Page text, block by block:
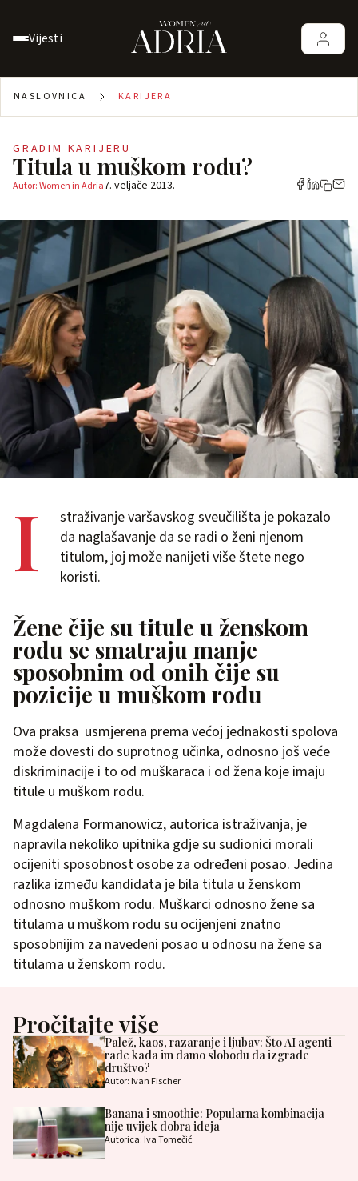
Vijesti
NASLOVNICA KARIJERA
GRADIM KARIJERU
Titula u muškom rodu?
Autor: Women in Adria7. veljače 2013.
I
straživanje varšavskog sveučilišta je pokazalo
da naglašavanje da se radi o ženi njenom
titulom, joj može nanijeti više štete nego
koristi.
Žene čije su titule u ženskom
rodu se smatraju manje
sposobnim od onih čije su
pozicije u muškom rodu
Ova praksa usmjerena prema većoj jednakosti spolova
može dovesti do suprotnog učinka, odnosno još veće
diskriminacije i to od muškaraca i od žena koje imaju
titule u muškom rodu.
Magdalena Formanowicz, autorica istraživanja, je
napravila nekoliko upitnika gdje su sudionici morali
ocijeniti sposobnost osobe za određeni posao. Jedina
razlika između kandidata je bila titula u ženskom
odnosno muškom rodu. Muškarci odnosno žene sa
titulama u muškom rodu su ocijenjeni znatno
sposobnijim za navedeni posao u odnosu na žene sa
titulama u ženskom rodu.
Pročitajte više
Palež, kaos, razaranje i ljubav: Što AI agenti
rade kada im damo slobodu da izgrade
društvo?
Autor: Ivan Fischer
Banana i smoothie: Popularna kombinacija
nije uvijek dobra ideja
Autorica: Iva Tomečić